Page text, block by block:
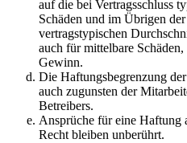
auf die bei Vertragsschluss
Schäden und im Übrigen
vertragstypischen
auch für mittelbare
Gewinn.
Die Haftungsbegrenzung
auch zugunsten der
Betreibers.
Ansprüche für eine Haftung
Recht bleiben unberührt.